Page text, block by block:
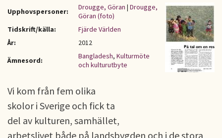
Upphovspersoner: Drougge, Göran | Drougge,
Göran (foto)
Tidskrift/källa:
Fjärde Världen
År:
2012
Ämnesord:
Bangladesh, Kulturmöte
och kulturutbyte
Vi kom från fem olika
skolor i Sverige och fick ta
del av kulturen, samhället,
arbetslivet både på landsbygden och i de stora